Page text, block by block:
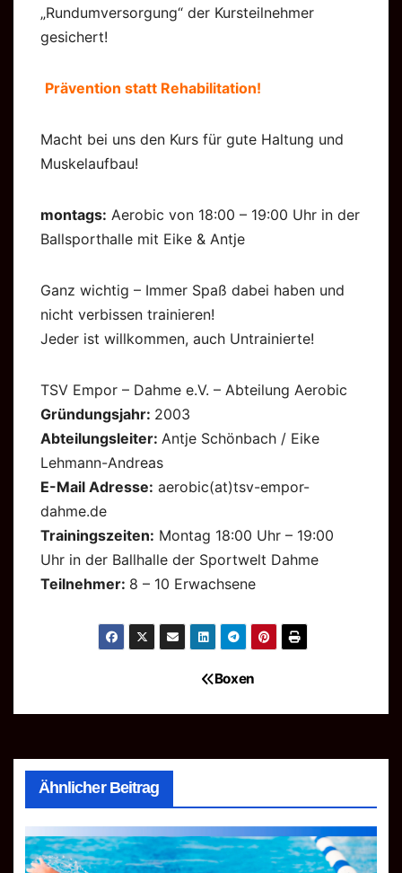
„Rundumversorgung“ der Kursteilnehmer
gesichert!
Prävention statt Rehabilitation!
Macht bei uns den Kurs für gute Haltung und
Muskelaufbau!
montags: Aerobic von 18:00 – 19:00 Uhr in der
Ballsporthalle mit Eike & Antje
Ganz wichtig – Immer Spaß dabei haben und
nicht verbissen trainieren!
Jeder ist willkommen, auch Untrainierte!
TSV Empor – Dahme e.V. – Abteilung Aerobic
Gründungsjahr: 2003
Abteilungsleiter: Antje Schönbach / Eike
Lehmann-Andreas
E-Mail Adresse: aerobic(at)tsv-empor-
dahme.de
Trainingszeiten: Montag 18:00 Uhr – 19:00
Uhr in der Ballhalle der Sportwelt Dahme
Teilnehmer: 8 – 10 Erwachsene
Beitragsnavigation
Boxen
Ähnlicher Beitrag